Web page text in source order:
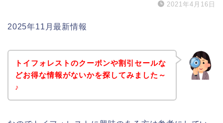
2021年4月16日
2025年11月最新情報
トイフォレストのクーポンや割引セールな
どお得な情報がないかを探してみました～
♪